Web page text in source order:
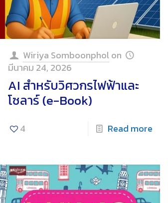
Wiriya Somboonphol on
มีนาคม 24, 2026
AI สำหรับวิศวกรไฟฟ้าและ
โซลาร์ (e-Book)
4 Read more